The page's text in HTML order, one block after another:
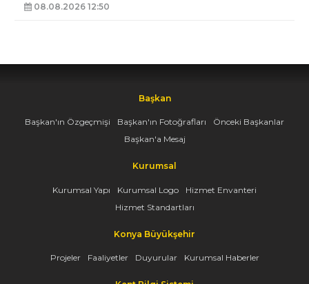
08.08.2026 12:50
Başkan
Başkan'ın Özgeçmişi Başkan'ın Fotoğrafları
Önceki Başkanlar
Başkan'a Mesaj
Kurumsal
Kurumsal Yapı Kurumsal Logo
Hizmet Envanteri
Hizmet Standartları
Konya Büyükşehir
Projeler Faaliyetler Duyurular Kurumsal Haberler